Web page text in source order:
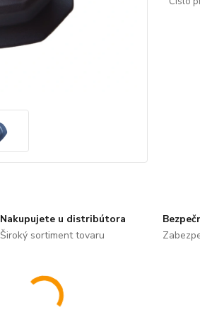
Nakupujete u distribútora
Široký sortiment tovaru